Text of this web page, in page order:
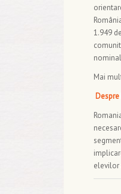
1.949
Mai
elevilor